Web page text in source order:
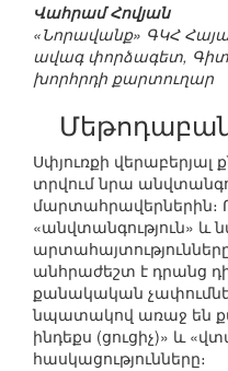
Վահրամ Հովյան
«Նորավանք» ԳԿՀ
ավագ փորձագետ,
խորհրդի քարտուղար
Սփյուռքի վերաբերյալ
տրվում նրա
մարտահրավերներին։
«անվտանգություն» և
անհրաժեշտ է դրանց
քանակական
նպատակով առաջ են
ինդեքս (ցուցիչ)» և
հասկացությունները։